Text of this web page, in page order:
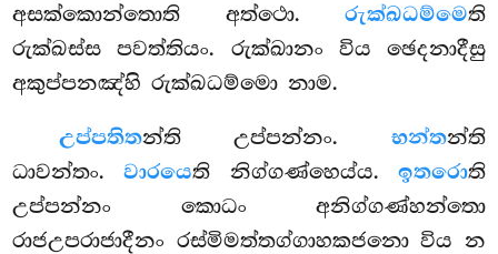
අසක්කොන්තොති අත්ථො. රුක්ඛධම්මෙති
රුක්ඛස්ස පවත්තියං. රුක්ඛානං විය ඡෙදනාදීසු
අකුප්පනඤ්හි රුක්ඛධම්මො නාම.
උප්පතිතන්ති උප්පන්නං. භන්තන්ති
ධාවන්තං.වාරයෙති නිග්ගණ්හෙය්ය. ඉතරොති
උප්පන්නං කොධං අනිග්ගණ්හන්තො
රාජඋපරාජාදීනං රස්මිමත්තග්ගාහකජනො විය න